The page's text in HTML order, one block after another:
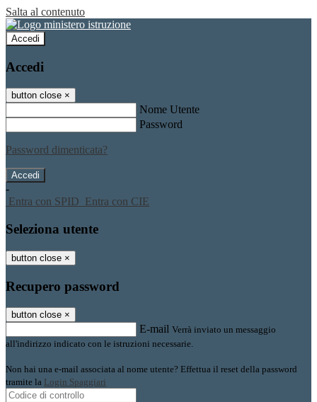
Salta al contenuto
Accedi
Accedi
button close ×
Nome Utente
Password
Password dimenticata?
-
Entra con SPID Entra con CIE
Seleziona utente
button close ×
Recupero password
button close ×
E-mail Verrà inviato un messaggio
all'indirizzo indicato con le istruzioni necessarie.
Non hai una e-mail associata al nome utente? Effettua il reset della password
tramite la Login Spaggiari